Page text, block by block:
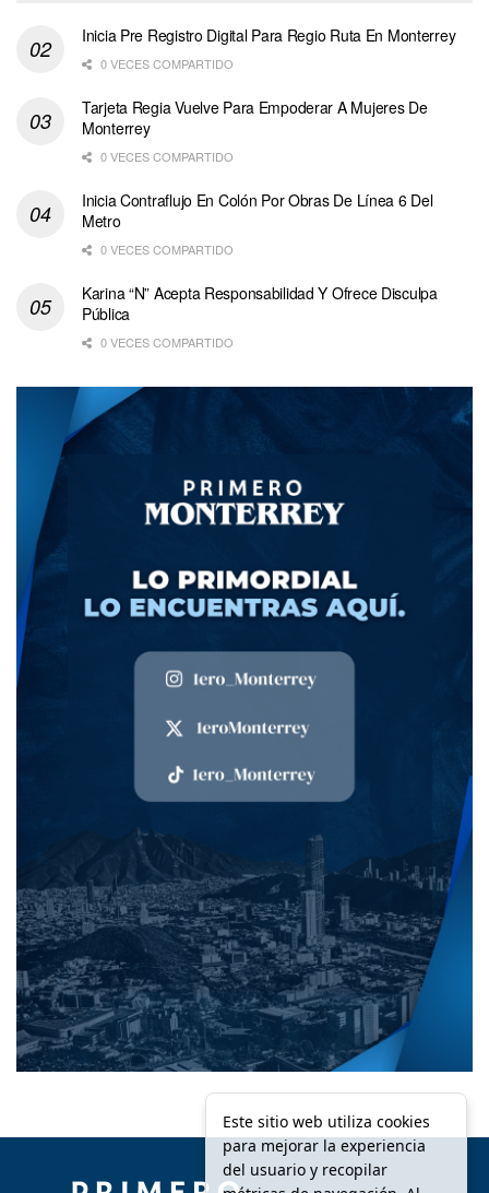
Inicia Pre Registro Digital Para Regio Ruta En Monterrey
0 VECES COMPARTIDO
Tarjeta Regia Vuelve Para Empoderar A Mujeres De
Monterrey
0 VECES COMPARTIDO
Inicia Contraflujo En Colón Por Obras De Línea 6 Del
Metro
0 VECES COMPARTIDO
Karina “N” Acepta Responsabilidad Y Ofrece Disculpa
Pública
0 VECES COMPARTIDO
Este sitio web utiliza cookies
para mejorar la experiencia
del usuario y recopilar